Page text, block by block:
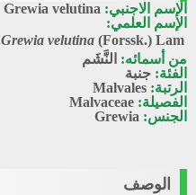
الإسم الاجنبي: Grewia velutina
الإسم العلمي:
Grewia velutina (Forssk.) Lam.
من أسمائه: النَّشَم
الفئة: جنبة
الرتبة: Malvales
الفصيلة: Malvaceae
الجنس: Grewia
الوصف